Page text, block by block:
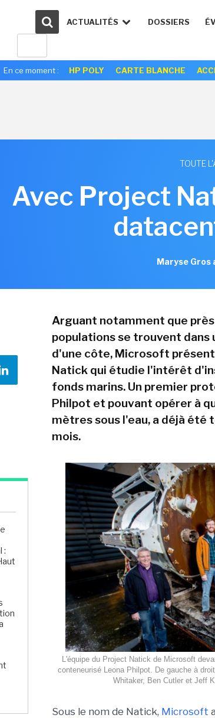
ACTUALITÉS DOSSIERS
En ce moment : HP POLY CARTE BLANCHE
TOUTE
Avec Project
Maryse Gros
:
Arguant notamment que
populations se trouvent dans
d'une côte, Microsoft
Natick qui étudie l'intérêt
fonds marins. Un premier
Philpot et pouvant opérer à
mètres sous l'eau, a déjà été
mois.
L'équipe du Project Natick de Microsoft
conteneurisé Leona Philpot. De gauche à
Whitaker, Ben Cutler et Jeff
Sous le nom de Natick, Microsoft